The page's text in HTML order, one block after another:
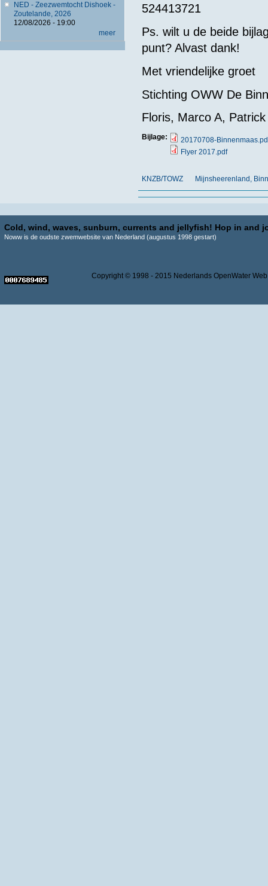
NED - Zeezwemtocht Dishoek -
Zoutelande, 2026
12/08/2026 - 19:00
meer
524413721
Ps. wilt u de beide
punt? Alvast dank!
Met vriendelijke groet
Stichting OWW De
Floris, Marco A,
Bijlage:
20170708-
Flyer 2017.pdf
KNZB/TOWZ Mijnsheerenland,
Cold, wind, waves, sunburn, currents and jellyfish! Hop in and
Noww is de oudste zwemwebsite van Nederland (augustus 1998 gestart)
Copyright © 1998 - 2015 Nederlands OpenWater